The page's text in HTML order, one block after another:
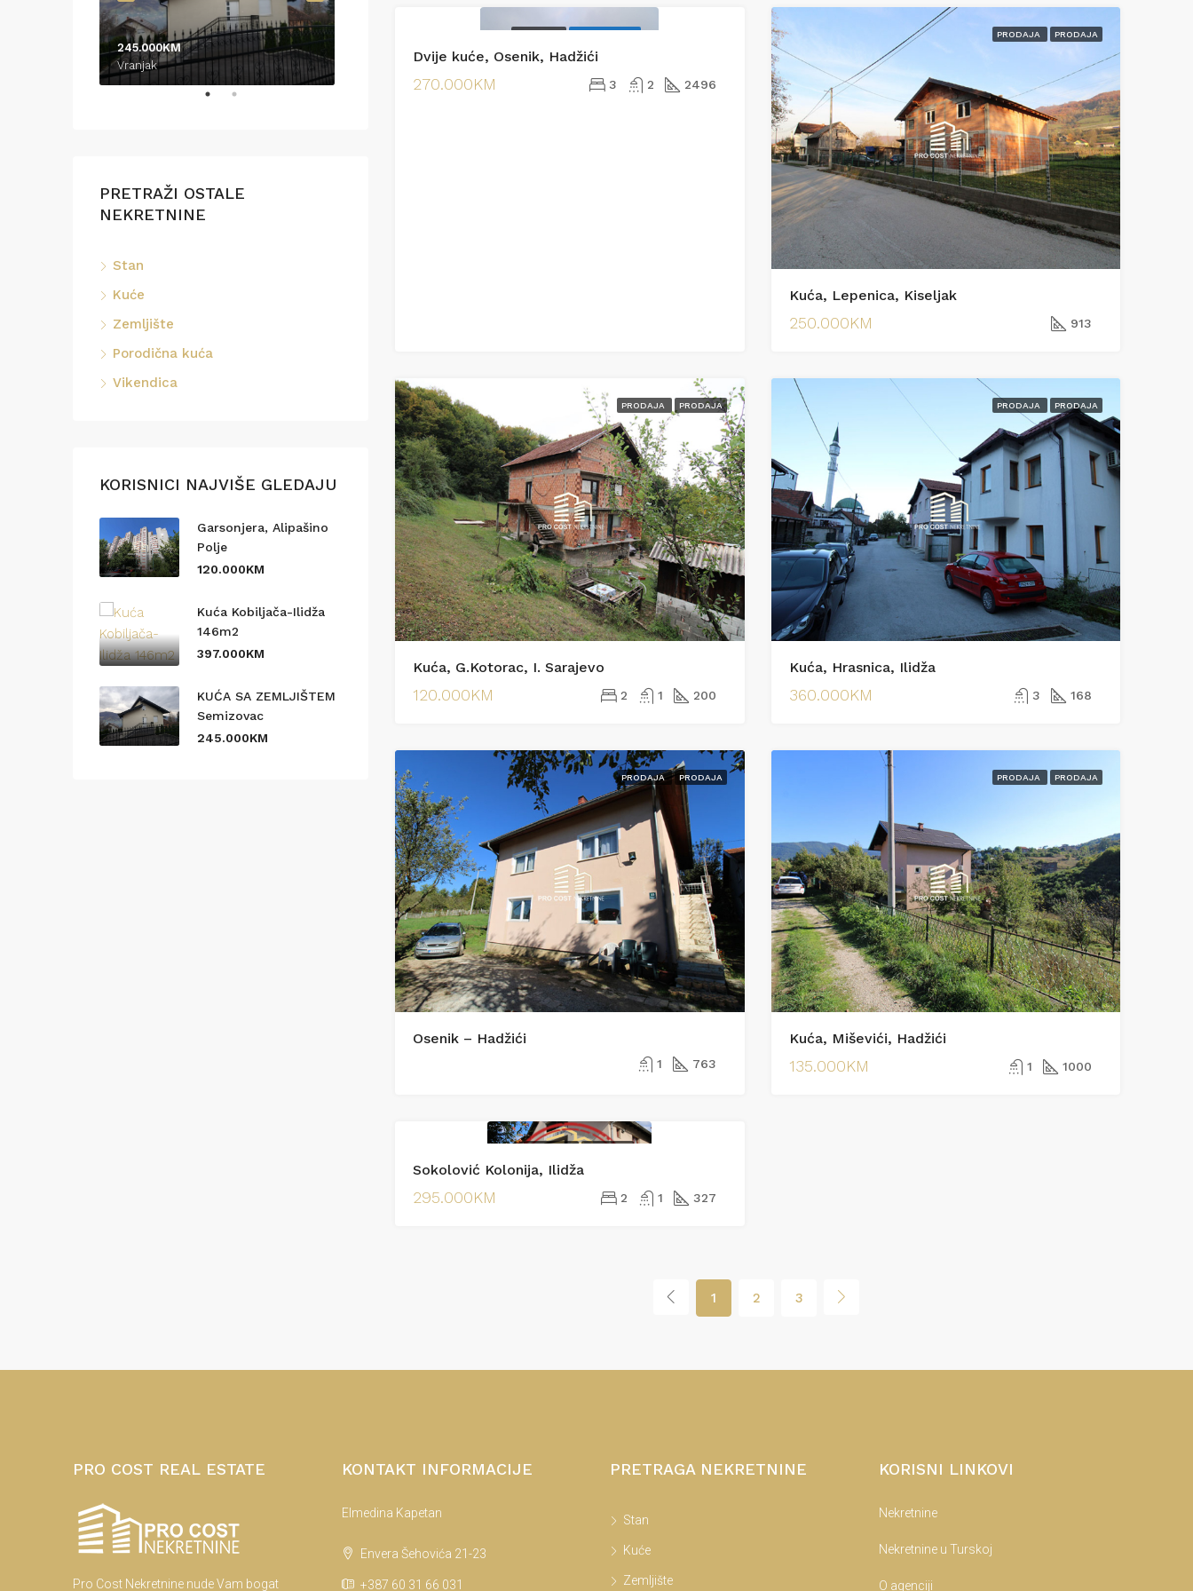
Dvije kuće, Osenik, Hadžići
270.000KM 3 2 2496
PRODAJA PRODAJA
Kuća, Lepenica, Kiseljak
250.000KM 913
PRODAJA PRODAJA
Kuća, G.Kotorac, I. Sarajevo
120.000KM 2 1 200
PRODAJA PRODAJA
Kuća, Hrasnica, Ilidža
360.000KM 3 168
PRODAJA PRODAJA
Osenik – Hadžići
1 763
PRODAJA PRODAJA
Kuća, Miševići, Hadžići
135.000KM 1 1000
Sokolović Kolonija, Ilidža
295.000KM 2 1 327
1 2 3
245.000KM
Vranjak
Podrinjska
370.000KM
Podrinjska
PRETRAŽI OSTALE
NEKRETNINE
Stan
Kuće
Zemljište
Porodična kuća
Vikendica
KORISNICI NAJVIŠE GLEDAJU
Garsonjera, Alipašino
Polje
120.000KM
Kuća Kobiljača-Ilidža
146m2
397.000KM
KUĆA SA ZEMLJIŠTEM
Semizovac
245.000KM
PRO COST REAL ESTATE
Pro Cost Nekretnine nude Vam bogat
KONTAKT INFORMACIJE
Elmedina Kapetan
Envera Šehovića 21-23
+387 60 31 66 031
PRETRAGA NEKRETNINE
Stan
Kuće
Zemljište
KORISNI LINKOVI
Nekretnine
Nekretnine u Turskoj
O agenciji